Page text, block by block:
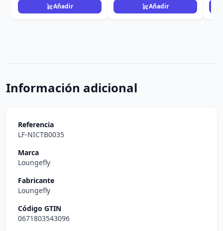
Añadir Añadir
Información adicional
Referencia
LF-NICTB0035
Marca
Loungefly
Fabricante
Loungefly
Código GTIN
0671803543096